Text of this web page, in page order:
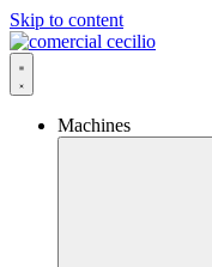
Skip to content
Machines